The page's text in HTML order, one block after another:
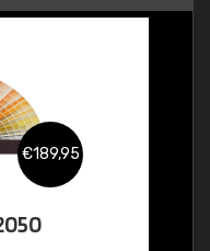
€189,95